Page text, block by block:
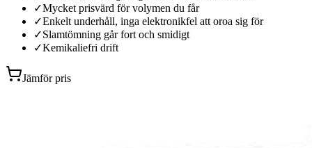
✓Mycket prisvärd för volymen du får
✓Enkelt underhåll, inga elektronikfel att oroa sig för
✓Slamtömning går fort och smidigt
✓Kemikaliefri drift
Jämför pris